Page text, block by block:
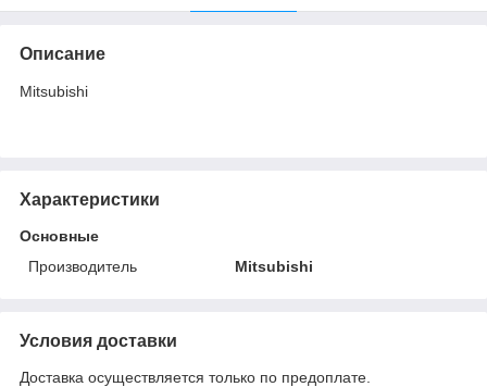
Описание
Mitsubishi
Характеристики
Основные
Производитель
Mitsubishi
Условия доставки
Доставка осуществляется только по предоплате.